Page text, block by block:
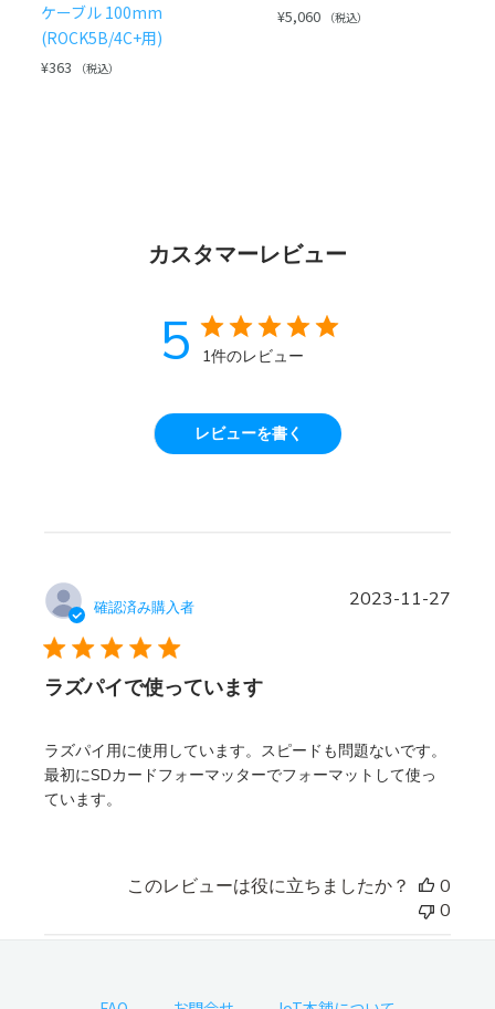
ケーブル 100mm
(ROCK5B/4C+用)
¥363 （税込）
¥5,060 （税込）
カスタマーレビュー
5 1件のレビュー
レビューを書く
確認済み購入者
ラズパイで使っています
ラズパイ用に使用しています。スピードも問題ないです。
最初にSDカードフォーマッターでフォーマットして使っ
ています。
公
2023-11-27
このレビューは役に立ちましたか？
0
0